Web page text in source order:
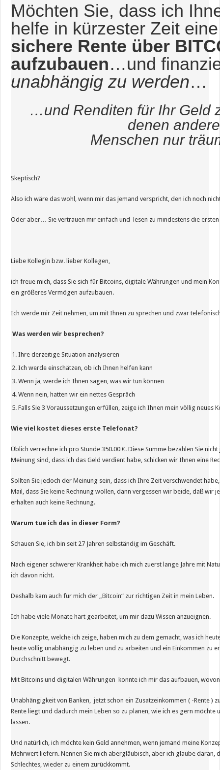
Möchten Sie, dass ich
helfe in kürzester Zeit
sichere Rente über
aufzubauen…und
unabhängig zu werden…
…und Renditen für Ihr Geld
denen andere
Menschen nur
Skeptisch?
Also ich wäre das wohl, wenn mir das jemand verspricht, den ich noch
Oder aber… Sie vertrauen mir einfach und lesen zu mindestens die
Liebe Kollegin bzw. lieber Kollegen,
ich freue mich, dass Sie sich für Bitcoins, digitale Währungen und mein
ein größeres Vermögen aufzubauen.
Ich werde mir Zeit nehmen, um mit Ihnen zu sprechen und zwar
Was werden wir besprechen?
Ihre derzeitige Situation analysieren
Ich werde einschätzen, ob ich Ihnen helfen kann
Wenn ja, werde ich Ihnen sagen, was wir tun können
Wenn nein, hatten wir ein nettes Gespräch
Falls Sie 3 Voraussetzungen erfüllen, zeige ich Ihnen mein völlig neues
Wie viel kostet dieses erste Telefonat?
Üblich verrechne ich pro Stunde 350.00 €. Diese Summe bezahlen Sie
Meinung sind, dass ich das Geld verdient habe, schicken wir Ihnen eine
Sollten Sie jedoch der Meinung sein, dass ich Ihre Zeit verschwendet
Mail, dass Sie keine Rechnung wollen, dann vergessen wir beide, daß wir
erhalten auch keine Rechnung.
Warum tue ich das in dieser Form?
Schauen Sie, ich bin seit 27 Jahren selbständig im Geschäft.
Nach eigener schwerer Krankheit habe ich mich zuerst lange Jahre mit
ich davon nicht.
Deshalb kam auch für mich der „Bitcoin“ zur richtigen Zeit in mein Leben.
Ich habe viele Monate hart gearbeitet, um mir dazu Wissen anzueignen.
Die Konzepte, welche ich zeige, haben mich zu dem gemacht, was ich
heute völlig unabhängig zu leben und zu arbeiten und ein Einkommen zu
Durchschnitt bewegt.
Mit Bitcoins und digitalen Währungen konnte ich mir das aufbauen,
Unabhängigkeit von Banken, jetzt schon ein Zusatzeinkommen ( -Rente )
Rente liegt und dadurch mein Leben so zu planen, wie ich es gern
lassen.
Und natürlich, ich möchte kein Geld annehmen, wenn jemand meine
Mehrwert liefern. Nennen Sie mich abergläubisch, aber ich glaube daran,
Schlechtes, wieder zu einem zurückkommt.